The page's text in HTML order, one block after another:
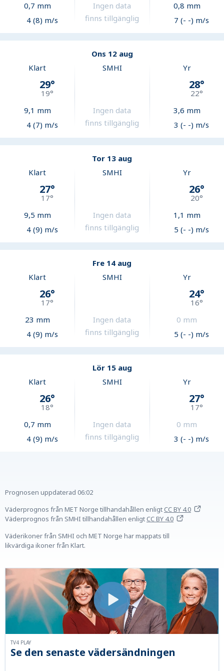
0,7 mm
4 (8) m/s
Ingen data
finns tillgänglig
0,8 mm
7 (- -) m/s
Ons 12 aug
Klart
29°
19°
9,1 mm
4 (7) m/s
SMHI
Ingen data
finns tillgänglig
Yr
28°
22°
3,6 mm
3 (- -) m/s
Tor 13 aug
Klart
27°
17°
9,5 mm
4 (9) m/s
SMHI
Ingen data
finns tillgänglig
Yr
26°
20°
1,1 mm
5 (- -) m/s
Fre 14 aug
Klart
26°
17°
23 mm
4 (9) m/s
SMHI
Ingen data
finns tillgänglig
Yr
24°
16°
0 mm
5 (- -) m/s
Lör 15 aug
Klart
26°
18°
0,7 mm
4 (9) m/s
SMHI
Ingen data
finns tillgänglig
Yr
27°
17°
0 mm
3 (- -) m/s
Prognosen uppdaterad 06:02
Väderprognos från MET Norge tillhandahållen enligtCC BY 4.0
Väderprognos från SMHI tillhandahållen enligtCC BY 4.0
Väderikoner från SMHI och MET Norge har mappats till
likvärdiga ikoner från Klart.
Se den senaste vädersändningen
TV4 PLAY